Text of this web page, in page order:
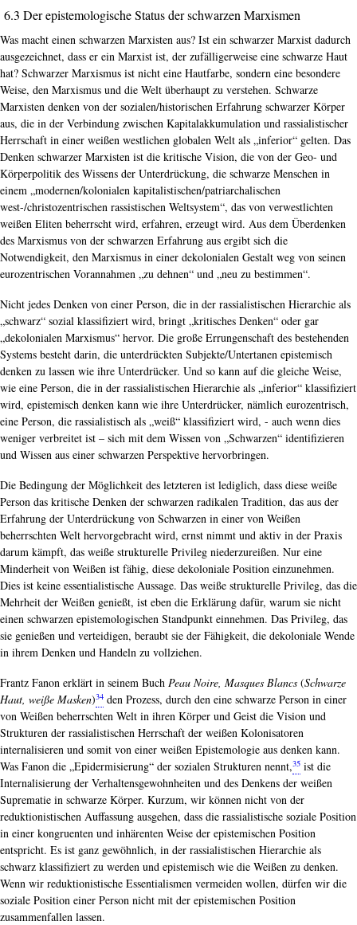
6.3 Der epistemologische Status der schwarzen Marxismen
Was macht einen schwarzen Marxisten aus? Ist ein schwarzer Marxist dadurch
ausgezeichnet, dass er ein Marxist ist, der zufälligerweise eine schwarze Haut
hat? Schwarzer Marxismus ist nicht eine Hautfarbe, sondern eine besondere
Weise, den Marxismus und die Welt überhaupt zu verstehen. Schwarze
Marxisten denken von der sozialen/historischen Erfahrung schwarzer Körper
aus, die in der Verbindung zwischen Kapitalakkumulation und rassialistischer
Herrschaft in einer weißen westlichen globalen Welt als „inferior“ gelten. Das
Denken schwarzer Marxisten ist die kritische Vision, die von der Geo- und
Körperpolitik des Wissens der Unterdrückung, die schwarze Menschen in
einem „modernen/kolonialen kapitalistischen/patriarchalischen
west-/christozentrischen rassistischen Weltsystem“, das von verwestlichten
weißen Eliten beherrscht wird, erfahren, erzeugt wird. Aus dem Überdenken
des Marxismus von der schwarzen Erfahrung aus ergibt sich die
Notwendigkeit, den Marxismus in einer dekolonialen Gestalt weg von seinen
eurozentrischen Vorannahmen „zu dehnen“ und „neu zu bestimmen“.
Nicht jedes Denken von einer Person, die in der rassialistischen Hierarchie als
„schwarz“ sozial klassifiziert wird, bringt „kritisches Denken“ oder gar
„dekolonialen Marxismus“ hervor. Die große Errungenschaft des bestehenden
Systems besteht darin, die unterdrückten Subjekte/Untertanen epistemisch
denken zu lassen wie ihre Unterdrücker. Und so kann auf die gleiche Weise,
wie eine Person, die in der rassialistischen Hierarchie als „inferior“ klassifiziert
wird, epistemisch denken kann wie ihre Unterdrücker, nämlich eurozentrisch,
eine Person, die rassialistisch als „weiß“ klassifiziert wird, - auch wenn dies
weniger verbreitet ist – sich mit dem Wissen von „Schwarzen“ identifizieren
und Wissen aus einer schwarzen Perspektive hervorbringen.
Die Bedingung der Möglichkeit des letzteren ist lediglich, dass diese weiße
Person das kritische Denken der schwarzen radikalen Tradition, das aus der
Erfahrung der Unterdrückung von Schwarzen in einer von Weißen
beherrschten Welt hervorgebracht wird, ernst nimmt und aktiv in der Praxis
darum kämpft, das weiße strukturelle Privileg niederzureißen. Nur eine
Minderheit von Weißen ist fähig, diese dekoloniale Position einzunehmen.
Dies ist keine essentialistische Aussage. Das weiße strukturelle Privileg, das die
Mehrheit der Weißen genießt, ist eben die Erklärung dafür, warum sie nicht
einen schwarzen epistemologischen Standpunkt einnehmen. Das Privileg, das
sie genießen und verteidigen, beraubt sie der Fähigkeit, die dekoloniale Wende
in ihrem Denken und Handeln zu vollziehen.
Frantz Fanon erklärt in seinem Buch Peau Noire, Masques Blancs (Schwarze
Haut, weiße Masken)34 den Prozess, durch den eine schwarze Person in einer
von Weißen beherrschten Welt in ihren Körper und Geist die Vision und
Strukturen der rassialistischen Herrschaft der weißen Kolonisatoren
internalisieren und somit von einer weißen Epistemologie aus denken kann.
Was Fanon die „Epidermisierung“ der sozialen Strukturen nennt,35 ist die
Internalisierung der Verhaltensgewohnheiten und des Denkens der weißen
Suprematie in schwarze Körper. Kurzum, wir können nicht von der
reduktionistischen Auffassung ausgehen, dass die rassialistische soziale Position
in einer kongruenten und inhärenten Weise der epistemischen Position
entspricht. Es ist ganz gewöhnlich, in der rassialistischen Hierarchie als
schwarz klassifiziert zu werden und epistemisch wie die Weißen zu denken.
Wenn wir reduktionistische Essentialismen vermeiden wollen, dürfen wir die
soziale Position einer Person nicht mit der epistemischen Position
zusammenfallen lassen.